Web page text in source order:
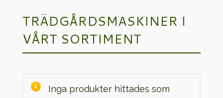
TRÄDGÅRDSMASKINER I
VÅRT SORTIMENT
Inga produkter hittades som